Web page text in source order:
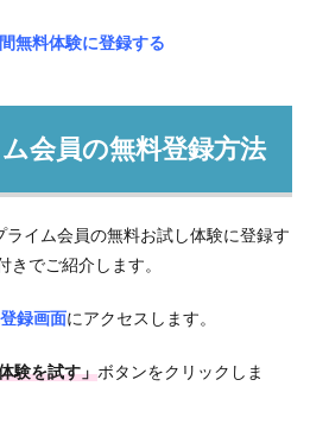
無料体験に登録する
会員の無料登録方法
イム会員の無料お試し体験に登録す
きでご紹介します。
録画面にアクセスします。
験を試す」ボタンをクリックしま